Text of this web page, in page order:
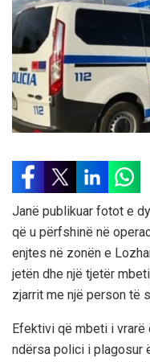
Janë publikuar fotot e
që u përfshinë në
enjtes në zonën e
jetën dhe një tjetër
zjarrit me një person të
Efektivi që mbeti i
ndërsa polici i plagosur